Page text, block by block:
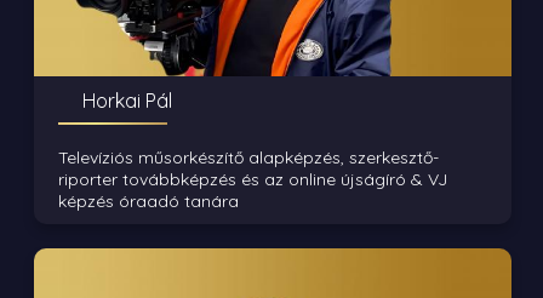
Horkai Pál
Televíziós műsorkészítő alapképzés, szerkesztő-
riporter továbbképzés és az online újságíró & VJ
képzés óraadó tanára